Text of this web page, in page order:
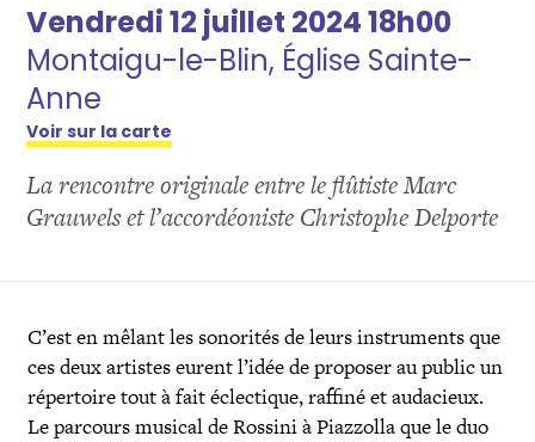
Vendredi 12 juillet 2024 18h00
Montaigu-le-Blin, Église Sainte-
Anne
Voir sur la carte
La rencontre originale entre le flûtiste Marc
Grauwels et l’accordéoniste Christophe Delporte
C’est en mêlant les sonorités de leurs instruments que
ces deux artistes eurent l’idée de proposer au public un
répertoire tout à fait éclectique, raffiné et audacieux.
Le parcours musical de Rossini à Piazzolla que le duo